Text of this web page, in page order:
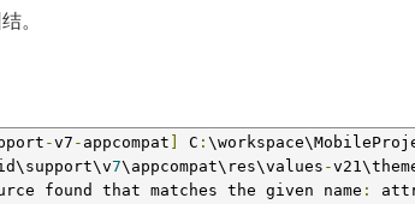
。
-v7 - appcompat C :
7\appcompat\res\values -
found that matches the given name :